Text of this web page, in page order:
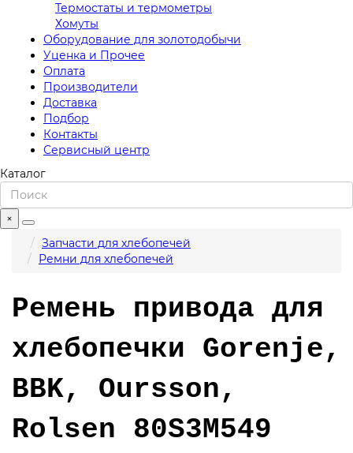
Термостаты и термометры
Хомуты
Оборудование для золотодобычи
Уценка и Прочее
Оплата
Производители
Доставка
Подбор
Контакты
Сервисный центр
Каталог
×
Запчасти для хлебопечей
Ремни для хлебопечей
Ремень привода для
хлебопечки Gorenje,
BBK, Oursson,
Rolsen 80S3M549